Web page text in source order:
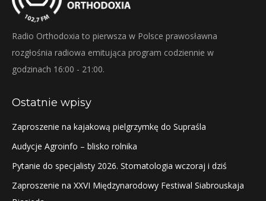
Radio Orthodoxia to pierwsza w Polsce prawosławna
rozgłośnia radiowa emitująca program codziennie w
godzinach 16:00 - 21:00.
Ostatnie wpisy
Zaproszenie na kajakową pielgrzymkę do Supraśla
Audycje Agroinfo – blisko rolnika
Pytanie do specjalisty 2026. Stomatologia wczoraj i dziś
Zaproszenie na XXVI Międzynarodowy Festiwal Siabrouskaja